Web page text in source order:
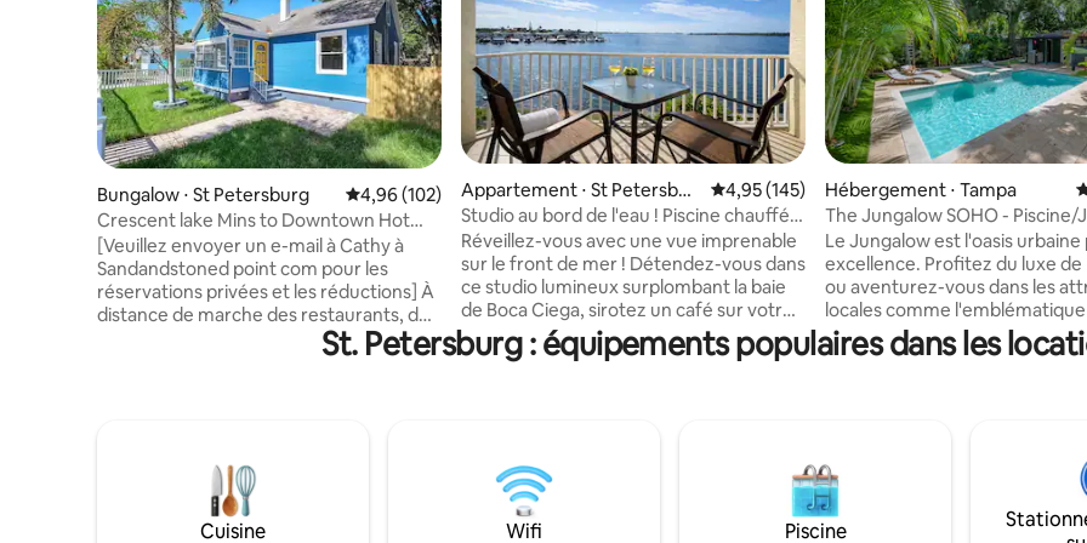
Bungalow ⋅ St Petersburg Évaluation moyenne sur la base de 102 commentaires : 4,96 sur 5
4,96 (102)
Crescent lake Mins to Downtown Hot
Tub
[Veuillez envoyer un e-mail à Cathy à
Sandandstoned point com pour les
réservations privées et les réductions] À
distance de marche des restaurants, des
magasins, du centre-ville, du parc
Crescent Lake et les meilleures plages
manger pour 4 personnes plus un bar
pour le petit-déjeuner à côté de la
cuisine. Lits confortables avec
Appartement ⋅ St Petersbur
g
Évaluation moyenne sur la base de 145
4,95 (145)
Studio au bord de l'eau ! Piscine chauffée
et jacuzzi
Réveillez-vous avec une vue imprenable
sur le front de mer ! Détendez-vous dans
ce studio lumineux surplombant la baie
de Boca Ciega, sirotez un café sur votre
balcon privé tout en regardant les
dauphins. Points forts : • Vue directe sur
War Veterans' Memorial Park • Lit king
size confortable • Proche des locations
de bateaux, des sentiers et des
Hébergement ⋅ Tampa
The Jungalow SOHO - Piscine/
Le Jungalow est l'oasis urbaine
excellence. Profitez du luxe de
ou aventurez-vous dans les
locales comme l'emblématique
Boulevard, l'historique Hyde
Downtown et plus encore.
connexion Wi-Fi haut débit, une
et un jacuzzi, cet endroit est le
Au cœur de l'action : marchez
bars, restaurants et magasins
St. Petersburg : équipements populaires dans les
Cuisine Wifi Piscine